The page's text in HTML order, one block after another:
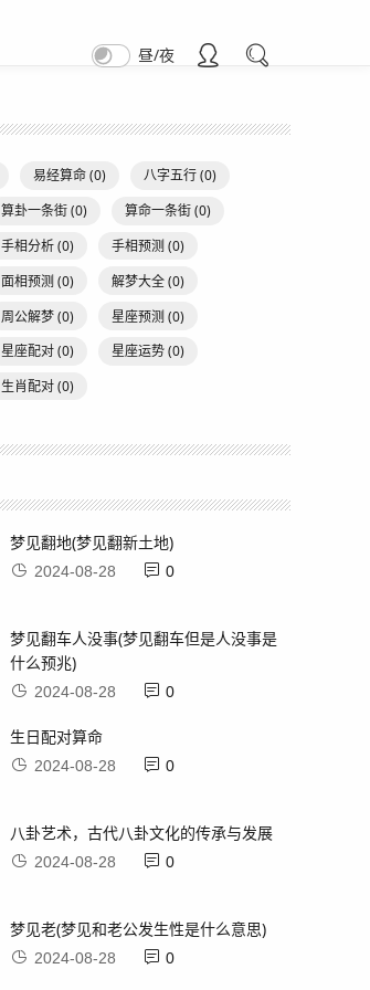
昼/夜
易经算命(0) 八字五行(0)
算卦一条街(0) 算命一条街(0)
手相分析(0) 手相预测 (0)
面相预测 (0) 解梦大全(0)
周公解梦(0) 星座预测 (0)
星座配对(0) 星座运势(0)
生肖配对(0)
梦见翻地(梦见翻新土地)
2024-08-28 0
梦见翻车人没事(梦见翻车但是人没事是
什么预兆)
2024-08-28 0
生日配对算命
2024-08-28 0
八卦艺术，古代八卦文化的传承与发展
2024-08-28 0
梦见老(梦见和老公发生性是什么意思)
2024-08-28 0